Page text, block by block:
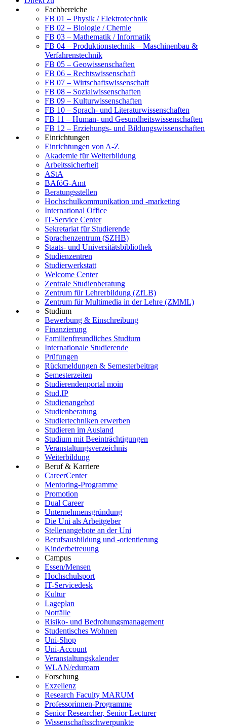
Fachbereiche
FB 01 – Physik / Elektrotechnik
FB 02 – Biologie / Chemie
FB 03 – Mathematik / Informatik
FB 04 – Produktionstechnik – Maschinenbau &
Verfahrenstechnik
FB 05 – Geowissenschaften
FB 06 – Rechtswissenschaft
FB 07 – Wirtschaftswissenschaft
FB 08 – Sozialwissenschaften
FB 09 – Kulturwissenschaften
FB 10 – Sprach- und Literaturwissenschaften
FB 11 – Human- und Gesundheitswissenschaften
FB 12 – Erziehungs- und Bildungswissenschaften
Einrichtungen
Einrichtungen von A-Z
Akademie für Weiterbildung
Arbeitssicherheit
AStA
BAföG-Amt
Beratungsstellen
Hochschulkommunikation und -marketing
International Office
IT-Service Center
Sekretariat für Studierende
Sprachenzentrum (SZHB)
Staats- und Universitätsbibliothek
Studienzentren
Studierwerkstatt
Welcome Center
Zentrale Studienberatung
Zentrum für Lehrerbildung (ZfLB)
Zentrum für Multimedia in der Lehre (ZMML)
Studium
Bewerbung & Einschreibung
Finanzierung
Familienfreundliches Studium
Internationale Studierende
Prüfungen
Rückmeldungen & Semesterbeitrag
Semesterzeiten
Studierendenportal moin
Stud.IP
Studienangebot
Studienberatung
Studiertechniken erwerben
Studieren im Ausland
Studium mit Beeinträchtigungen
Veranstaltungsverzeichnis
Weiterbildung
Beruf & Karriere
CareerCenter
Mentoring-Programme
Promotion
Dual Career
Unternehmensgründung
Die Uni als Arbeitgeber
Stellenangebote an der Uni
Berufsausbildung und -orientierung
Kinderbetreuung
Campus
Essen/Mensen
Hochschulsport
IT-Servicedesk
Kultur
Lageplan
Notfälle
Risiko- und Bedrohungsmanagement
Studentisches Wohnen
Uni-Shop
Uni-Account
Veranstaltungskalender
WLAN/eduroam
Forschung
Exzellenz
Research Faculty MARUM
Professorinnen-Programme
Senior Researcher, Senior Lecturer
Wissenschaftsschwerpunkte